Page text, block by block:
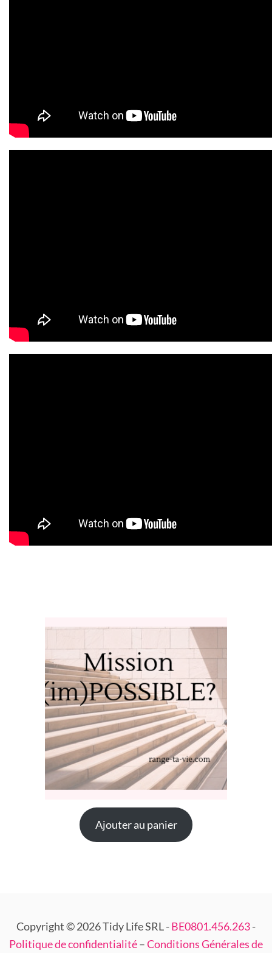
Ajouter au panier
Copyright © 2026 Tidy Life SRL -BE0801.456.263-
Politique de confidentialité–Conditions Générales de